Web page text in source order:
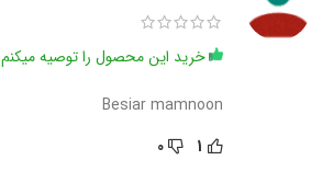
خرید این محصول را توصیه میکنم
Besiar mamnoon
1
0